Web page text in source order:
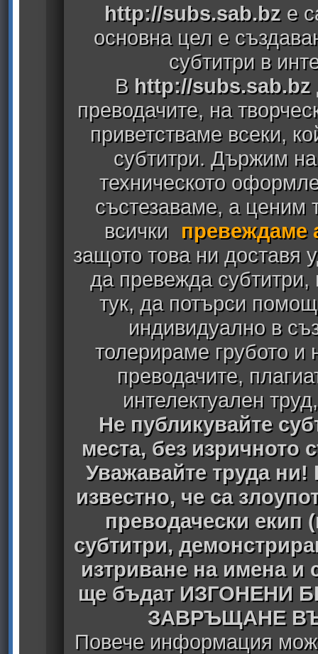
http://subs.sab.bz е
основна цел е
субтитри в
В http://subs.sab.bz
преводачите, на
приветстваме всеки,
субтитри. Държим
техническото
състезаваме, а ценим
всички
превеждаме
защото това ни доставя
да превежда
тук, да потърси
индивидуално в
толерираме грубото
преводачите,
интелектуален
Не публикувайте
места, без изричното
Уважавайте труда ни!
известно, че са
преводачески екип
субтитри,
изтриване на имена
ще бъдат ИЗГОНЕНИ
ЗАВРЪЩАНЕ
Повече информация